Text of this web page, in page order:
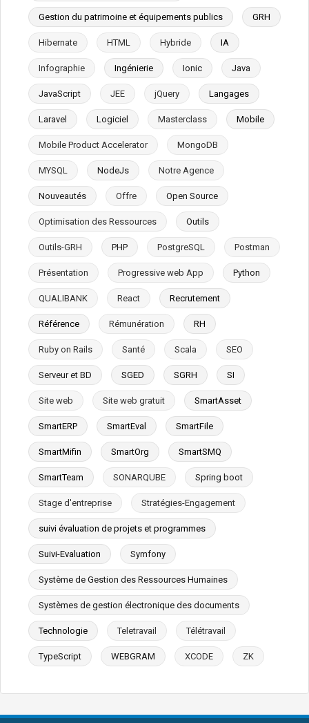
Gestion du patrimoine et équipements publics GRH
Hibernate HTML Hybride IA
Infographie Ingénierie Ionic Java
JavaScript JEE jQuery Langages
Laravel Logiciel Masterclass Mobile
Mobile Product Accelerator MongoDB
MYSQL NodeJs Notre Agence
Nouveautés Offre Open Source
Optimisation des Ressources Outils
Outils-GRH PHP PostgreSQL Postman
Présentation Progressive web App Python
QUALIBANK React Recrutement
Référence Rémunération RH
Ruby on Rails Santé Scala SEO
Serveur et BD SGED SGRH SI
Site web Site web gratuit SmartAsset
SmartERP SmartEval SmartFile
SmartMifin SmartOrg SmartSMQ
SmartTeam SONARQUBE Spring boot
Stage d'entreprise Stratégies-Engagement
suivi évaluation de projets et programmes
Suivi-Evaluation Symfony
Système de Gestion des Ressources Humaines
Systèmes de gestion électronique des documents
Technologie Teletravail Télétravail
TypeScript WEBGRAM XCODE ZK